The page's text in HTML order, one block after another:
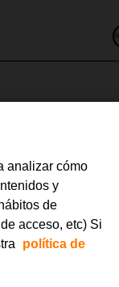
analizar cómo
y
de
acceso, etc) Si
política de